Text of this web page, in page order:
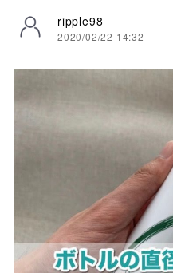
ripple98
2020/02/22 14:32